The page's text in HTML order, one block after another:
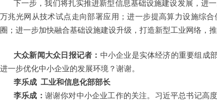
下一步，我们将扎实推进新型信息基础设施建设发展，进
万兆光网从技术试点走向部署应用；进一步提高算力设施综
圈；进一步加快融合基础设施建设升级，打造新型工业网络，
大众新闻大众日报记者： 中小企业是实体经济的重要组成
进一步优化中小企业的发展环境？谢谢。
李乐成 工业和信息化部部长
李乐成： 谢谢你对中小企业工作的关注。习近平总书记高